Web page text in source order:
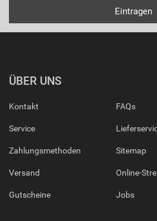
ÜBER UNS
Kontakt
Service
Zahlungsmethoden
Versand
Gutscheine
FAQs
Sitemap
Online-
Jobs